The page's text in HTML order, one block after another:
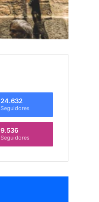
24.632
Seguidores
9.536
Seguidores